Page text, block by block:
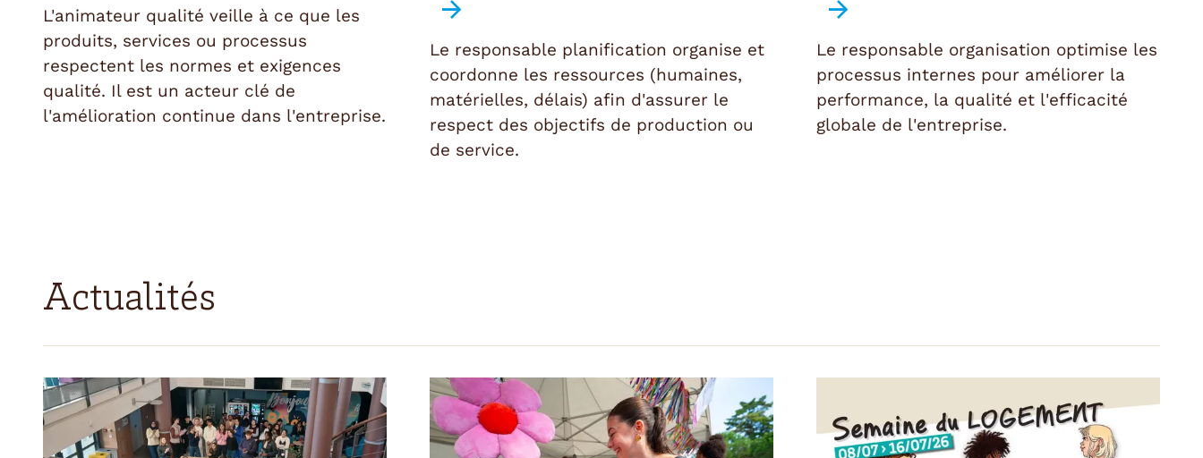
L'animateur qualité veille à ce que les
produits, services ou processus
respectent les normes et exigences
qualité. Il est un acteur clé de
l'amélioration continue dans l'entreprise.
Le responsable planification organise et
coordonne les ressources (humaines,
matérielles, délais) afin d'assurer le
respect des objectifs de production ou
de service.
Le responsable organisation optimise les
processus internes pour améliorer la
performance, la qualité et l'efficacité
globale de l'entreprise.
Actualités